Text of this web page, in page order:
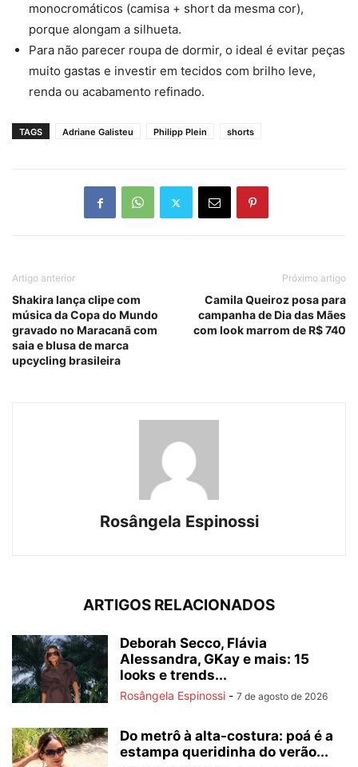
monocromáticos (camisa + short da mesma cor),
porque alongam a silhueta.
Para não parecer roupa de dormir, o ideal é evitar peças
muito gastas e investir em tecidos com brilho leve,
renda ou acabamento refinado.
TAGS Adriane Galisteu Philipp Plein shorts
Artigo anterior
Shakira lança clipe com
música da Copa do Mundo
gravado no Maracanã com
saia e blusa de marca
upcycling brasileira
Próximo artigo
Camila Queiroz posa para
campanha de Dia das Mães
com look marrom de R$ 740
Rosângela Espinossi
ARTIGOS RELACIONADOS
Deborah Secco, Flávia
Alessandra, GKay e mais: 15
looks e trends...
Rosângela Espinossi - 7 de agosto de 2026
Do metrô à alta-costura: poá é a
estampa queridinha do verão...